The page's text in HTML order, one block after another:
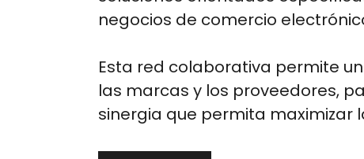
negocios de comercio
Esta red colaborativa permite
las marcas y los proveedores,
sinergia que permita maximizar